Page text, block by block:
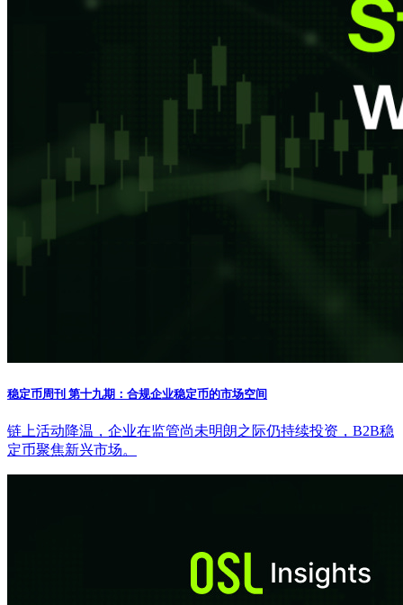
稳定币周刊 第十九期：合规企业稳定币的市场空间
链上活动降温，企业在监管尚未明朗之际仍持续投资，B2B稳
定币聚焦新兴市场。